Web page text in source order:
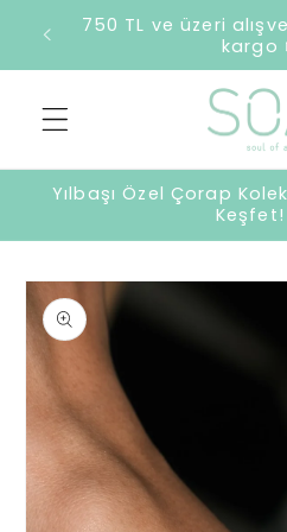
İçeriğe
atla
750 TL ve üzeri
Yılbaşı Özel Çorap
Keşfet!
Ürün
bilgisine
atla